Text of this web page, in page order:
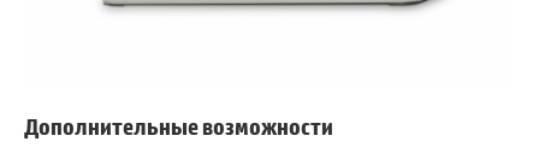
Дополнительные возможности